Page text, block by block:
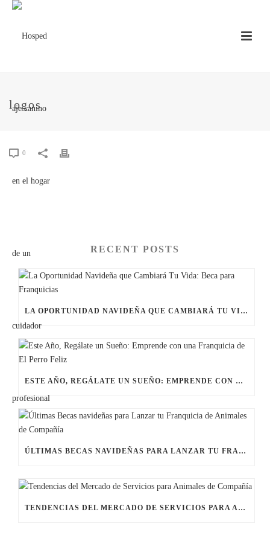
logos
0
RECENT POSTS
LA OPORTUNIDAD NAVIDEÑA QUE CAMBIARÁ TU VIDA: BECA PARA FRANQUICIAS
ESTE AÑO, REGÁLATE UN SUEÑO: EMPRENDE CON UNA FRANQUICIA DE EL PERRO FELIZ
ÚLTIMAS BECAS NAVIDEÑAS PARA LANZAR TU FRANQUICIA DE ANIMALES DE COMPAÑÍA
TENDENCIAS DEL MERCADO DE SERVICIOS PARA ANIMALES DE COMPAÑÍA